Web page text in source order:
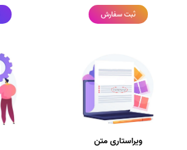
ثبت سفارش
ویراستاری متن